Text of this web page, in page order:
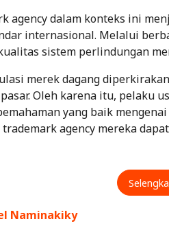
agency dalam konteks ini
internasional. Melalui
sistem perlindungan
merek dagang
Oleh karena itu, pelaku
yang baik
agency mereka
Naminakiky